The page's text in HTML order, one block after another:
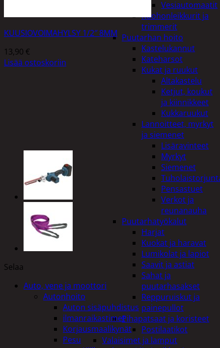
Vesiautomaatit
Ruohonleikkurit ja
trimmerit
Puutarhan hoito
Kastelukannut
Kateharsot
Kukat ja ruukut
Altakastelu
Ketjut, koukut
ja kiinnikkeet
Kukkaruukut
Lannoitteet, myrkyt
ja siemenet
Lisäravinteet
Myrkyt
Siemenet
Pensastuet
Verkot ja
reunanauha
Puutarhatyökalut
Harjat
Kuokat ja haravat
Lumikolat ja lapiot
Saavit ja astiat
Sahat ja
puutarhasakset
Reppuruiskut ja
painepullot
Pihapatsaat ja koristeet
Postilaatikot
Valaisimet ja lamput
KUUSIOVOIMAHYLSY 1/2″ 8MM
13,90 €
Lisää ostoskoriin
Selaa
Auto, vene ja moottori
Autonhoito
Auton sisäpuhdistus
ilmanraikastimet
Korjausmaalikynät
Pesu